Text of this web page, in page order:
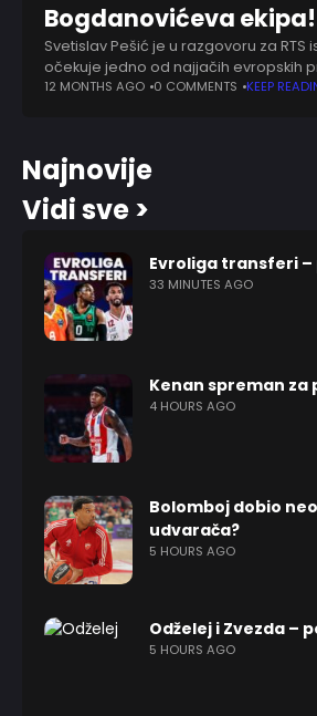
Bogdanovićeva ekipa!
Svetislav Pešić je u razgovoru za RTS
očekuje jedno od najjačih evropskih
I naglasio da svako od igrača mora
12 MONTHS AGO 0 COMMENTS KEEP
Najnovije
Vidi sve >
Evroliga transferi
33 MINUTES AGO
Kenan spreman
4 HOURS AGO
Bolomboj dobio
udvarača?
5 HOURS AGO
Odželej i Zvezda –
5 HOURS AGO